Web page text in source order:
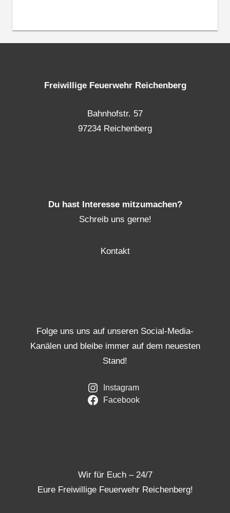
Freiwillige Feuerwehr Reichenberg
Bahnhofstr. 57
97234 Reichenberg
Du hast Interesse mitzumachen?
Schreib uns gerne!
Kontakt
Folge uns uns auf unseren Social-Media-
Kanälen und bleibe immer auf dem neuesten
Stand!
Instagram
Facebook
Wir für Euch – 24/7
Eure Freiwillige Feuerwehr Reichenberg!